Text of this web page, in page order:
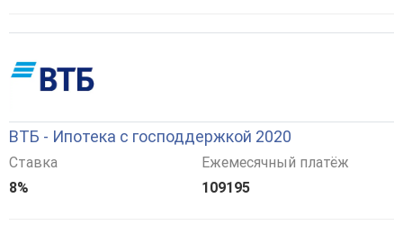
ВТБ - Ипотека с господдержкой 2020
Ставка
8%
Ежемесячный платёж
109195